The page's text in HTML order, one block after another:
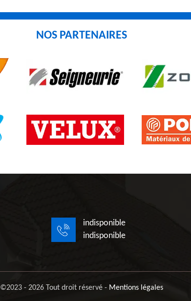
NOS PARTENAIRES
indisponible
indisponible
©2023 - 2026 Tout droit réservé - Mentions légales